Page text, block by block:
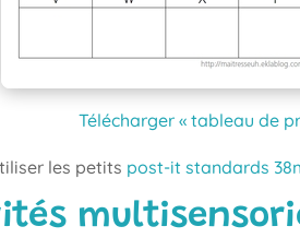
Télécharger « tableau de
les petits post-it standards